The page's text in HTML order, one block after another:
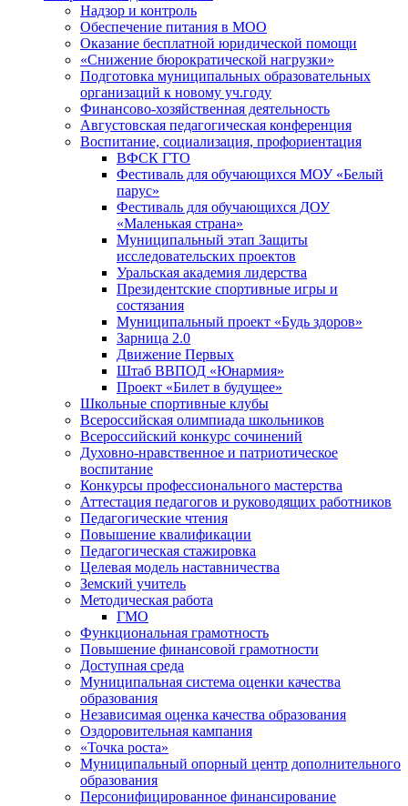
Надзор и контроль
Обеспечение питания в МОО
Оказание бесплатной юридической помощи
«Снижение бюрократической нагрузки»
Подготовка муниципальных образовательных
организаций к новому уч.году
Финансово-хозяйственная деятельность
Августовская педагогическая конференция
Воспитание, социализация, профориентация
ВФСК ГТО
Фестиваль для обучающихся МОУ «Белый
парус»
Фестиваль для обучающихся ДОУ
«Маленькая страна»
Муниципальный этап Защиты
исследовательских проектов
Уральская академия лидерства
Президентские спортивные игры и
состязания
Муниципальный проект «Будь здоров»
Зарница 2.0
Движение Первых
Штаб ВВПОД «Юнармия»
Проект «Билет в будущее»
Школьные спортивные клубы
Всероссийская олимпиада школьников
Всероссийский конкурс сочинений
Духовно-нравственное и патриотическое
воспитание
Конкурсы профессионального мастерства
Аттестация педагогов и руководящих работников
Педагогические чтения
Повышение квалификации
Педагогическая стажировка
Целевая модель наставничества
Земский учитель
Методическая работа
ГМО
Функциональная грамотность
Повышение финансовой грамотности
Доступная среда
Муниципальная система оценки качества
образования
Независимая оценка качества образования
Оздоровительная кампания
«Точка роста»
Муниципальный опорный центр дополнительного
образования
Персонифицированное финансирование